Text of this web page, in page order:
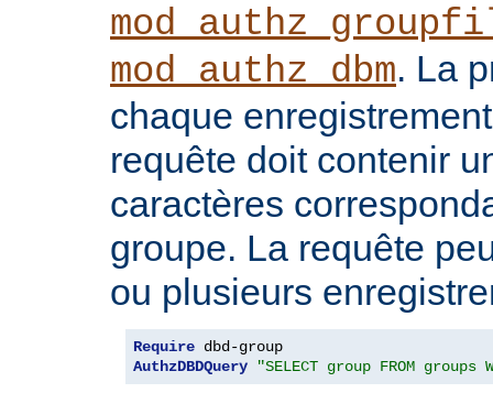
mod_authz_dbm. La
chaque
requête doit contenir
caractères
groupe. La requête
ou plusieurs
Require
AuthzDBDQuery
"SELECT group FROM groups